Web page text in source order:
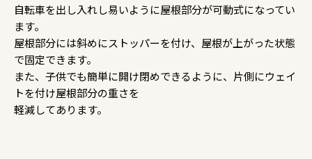
自転車を出し入れし易いように屋根部分が可動式になってい
ます。
屋根部分には斜めにストッパーを付け、屋根が上がった状態
で固定できます。
また、子供でも簡単に開け閉めできるように、片側にウェイ
トを付け屋根部分の重さを
軽減してあります。